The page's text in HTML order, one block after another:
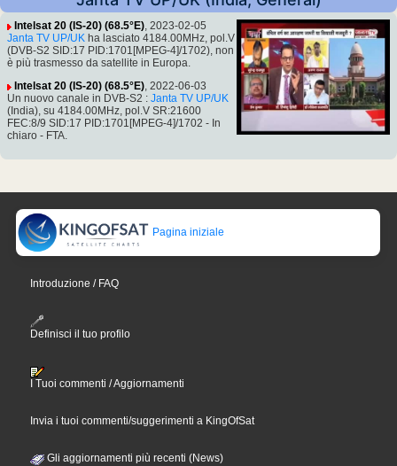
Intelsat 20 (IS-20) (68.5°E), 2023-02-05
Janta TV UP/UK ha lasciato 4184.00MHz, pol.V
(DVB-S2 SID:17 PID:1701[MPEG-4]/1702), non
è più trasmesso da satellite in Europa.
Intelsat 20 (IS-20) (68.5°E), 2022-06-03
Un nuovo canale in DVB-S2 : Janta TV UP/UK
(India), su 4184.00MHz, pol.V SR:21600
FEC:8/9 SID:17 PID:1701[MPEG-4]/1702 - In
chiaro - FTA.
Pagina iniziale
Introduzione / FAQ
Definisci il tuo profilo
I Tuoi commenti / Aggiornamenti
Invia i tuoi commenti/suggerimenti a KingOfSat
Gli aggiornamenti più recenti (News)